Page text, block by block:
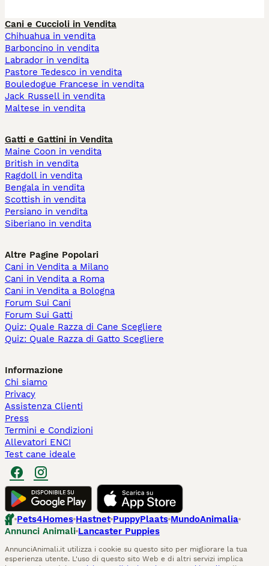
Cani e Cuccioli in Vendita
Chihuahua in vendita
Barboncino in vendita
Labrador in vendita
Pastore Tedesco in vendita
Bouledogue Francese in vendita
Jack Russell in vendita
Maltese in vendita
Gatti e Gattini in Vendita
Maine Coon in vendita
British in vendita
Ragdoll in vendita
Bengala in vendita
Scottish in vendita
Persiano in vendita
Siberiano in vendita
Altre Pagine Popolari
Cani in Vendita a Milano
Cani in Vendita a Roma
Cani in Vendita a Bologna
Forum Sui Cani
Forum Sui Gatti
Quiz: Quale Razza di Cane Scegliere
Quiz: Quale Razza di Gatto Scegliere
Informazione
Chi siamo
Privacy
Assistenza Clienti
Press
Termini e Condizioni
Allevatori ENCI
Test cane ideale
Pets4Homes Hastnet PuppyPlaats MundoAnimalia
Annunci Animali Lancaster Puppies
AnnunciAnimali.it utilizza i cookie su questo sito per migliorare la tua
esperienza utente. L'uso di questo sito Web e di altri servizi implica